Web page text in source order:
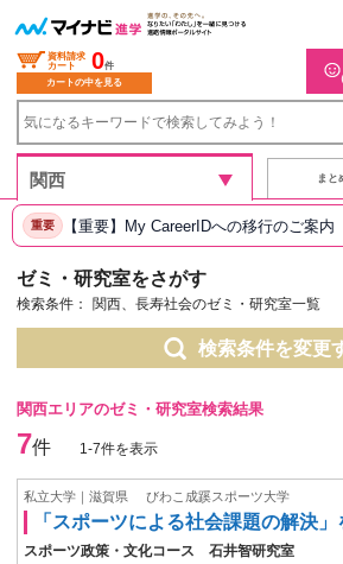
資料請求
カート
0件
カートの中を見る
まと
重要 【重要】My CareerIDへの移行のご案内
ゼミ・研究室をさがす
検索条件： 関西、長寿社会のゼミ・研究室一覧
検索条件を変更
関西エリアのゼミ・研究室検索結果
7件 1-7件を表示
私立大学｜滋賀県 びわこ成蹊スポーツ大学
「スポーツによる社会課題の解決
スポーツ政策・文化コース 石井智研究室